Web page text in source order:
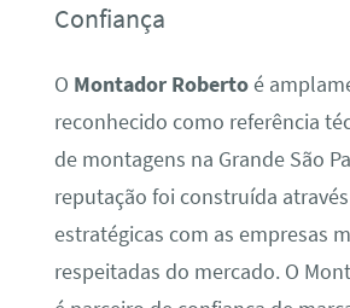
Confiança
O Montador Robertoé
reconhecido como referência
de montagens na Grande São
reputação foi construída
estratégicas com as empresas
respeitadas do mercado. O